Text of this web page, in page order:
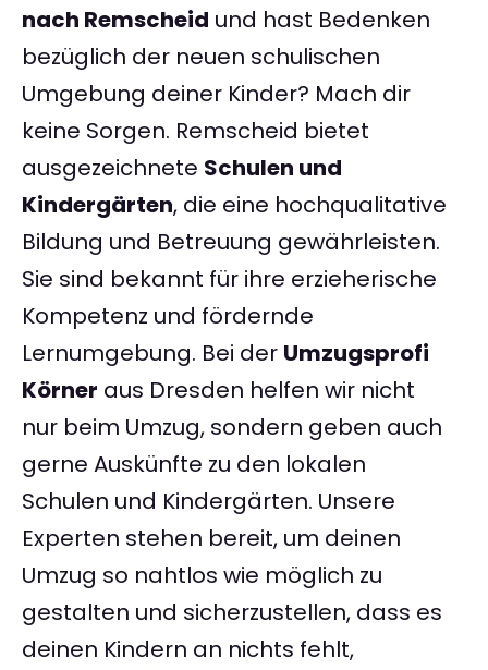
nach Remscheid und hast Bedenken
bezüglich der neuen schulischen
Umgebung deiner Kinder? Mach dir
keine Sorgen. Remscheid bietet
ausgezeichnete Schulen und
Kindergärten, die eine hochqualitative
Bildung und Betreuung gewährleisten.
Sie sind bekannt für ihre erzieherische
Kompetenz und fördernde
Lernumgebung. Bei der Umzugsprofi
Körner aus Dresden helfen wir nicht
nur beim Umzug, sondern geben auch
gerne Auskünfte zu den lokalen
Schulen und Kindergärten. Unsere
Experten stehen bereit, um deinen
Umzug so nahtlos wie möglich zu
gestalten und sicherzustellen, dass es
deinen Kindern an nichts fehlt,